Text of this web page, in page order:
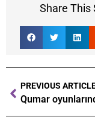
Share This
PREVIOUS